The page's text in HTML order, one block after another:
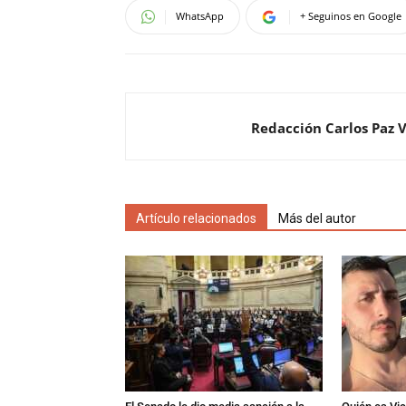
WhatsApp + Seguinos en Google
Redacción Carlos Paz
Artículo relacionados Más del autor